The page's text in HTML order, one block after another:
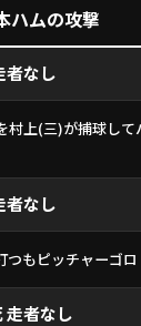
ムの攻撃
者なし
村上(三)が捕球して
者なし
つもピッチャーゴロ
走者なし